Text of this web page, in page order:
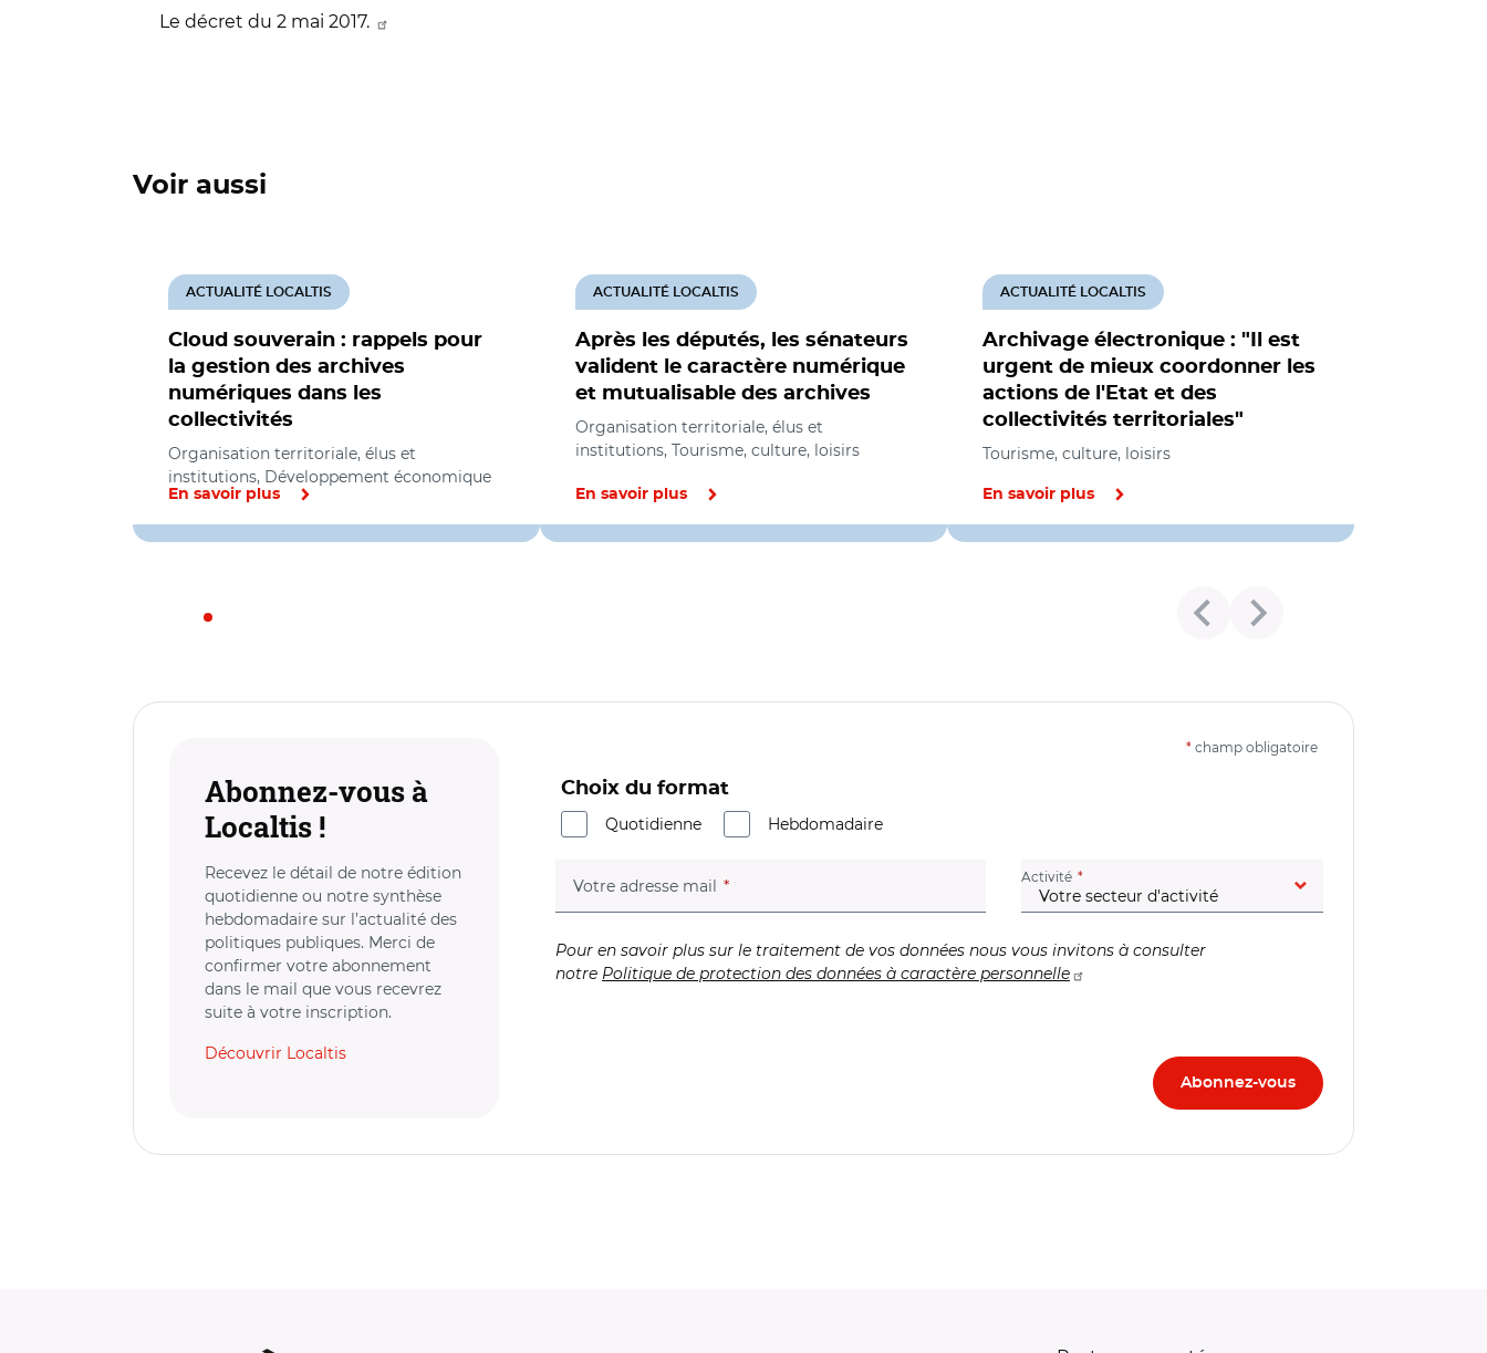
Le décret du 2 mai 2017.
Voir aussi
Cloud souverain : rappels pour
la gestion des archives
numériques dans les
collectivités
ACTUALITÉ LOCALTIS
Organisation territoriale, élus et
institutions, Développement économique
En savoir plus
Après les députés, les sénateurs
valident le caractère numérique
et mutualisable des archives
ACTUALITÉ LOCALTIS
Organisation territoriale, élus et
institutions, Tourisme, culture, loisirs
En savoir plus
Archivage électronique : "Il est
urgent de mieux coordonner les
actions de l'Etat et des
collectivités territoriales"
ACTUALITÉ LOCALTIS
Tourisme, culture, loisirs
En savoir plus
Abonnez-vous à
Localtis !
Recevez le détail de notre édition
quotidienne ou notre synthèse
hebdomadaire sur l’actualité des
politiques publiques. Merci de
confirmer votre abonnement
dans le mail que vous recevrez
suite à votre inscription.
Découvrir Localtis
* champ obligatoire
Choix du format
Quotidienne
Hebdomadaire
Votre adresse mail (champ obligatoire) Activité (champ obligatoire)
Pour en savoir plus sur le traitement de vos données nous vous invitons à consulter
notre Politique de protection des données à caractère personnelle